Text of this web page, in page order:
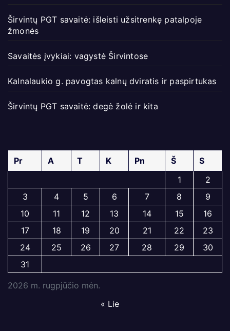
Širvintų PGT savaitė: išleisti užsitrenkę patalpoje
žmonės
Savaitės įvykiai: vagystė Širvintose
Kalnalaukio g. pavogtas kalnų dviratis ir paspirtukas
Širvintų PGT savaitė: degė žolė ir kita
2026 m. rugpjūčio mėn.
Pr A T K Pn Š
S
1
2
3
4 5 6 7 8
9
10
11 12 13 14 15
16
17
18 19 20 21 22
23
24
25 26 27 28 29
30
31
« Lie